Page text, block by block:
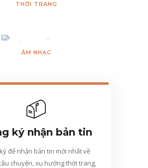
THỜI TRANG
ÂM NHẠC
ký nhận bản tin
để nhận bản tin mới nhất về
chuyện, xu hướng thời trang,